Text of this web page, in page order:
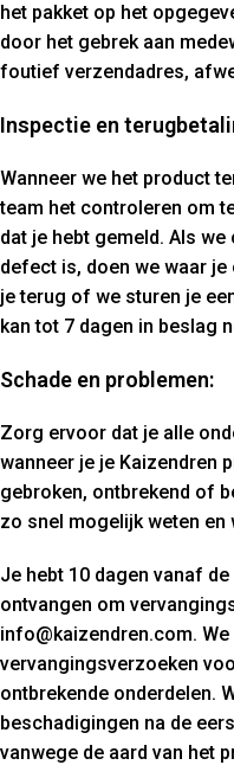
het pakket op het
door het gebrek aan
foutief verzendadres,
Inspectie en
Wanneer we het product
team het controleren om
dat je hebt gemeld. Als
defect is, doen we waar
je terug of we sturen je
kan tot 7 dagen in beslag
Schade en problemen:
Zorg ervoor dat je alle
wanneer je je Kaizendren
gebroken, ontbrekend of
zo snel mogelijk weten en
Je hebt 10 dagen vanaf
ontvangen om
info@kaizendren.com.
vervangingsverzoeken
ontbrekende onderdelen.
beschadigingen na de
vanwege de aard van het